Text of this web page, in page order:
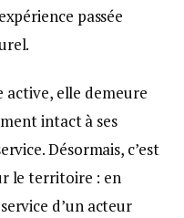
passée
active, elle demeure
intact à ses
Désormais, c’est
le territoire : en
d’un acteur